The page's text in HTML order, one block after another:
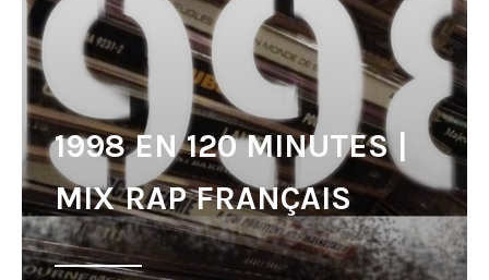
1998 EN 120 MINUTES |
MIX RAP FRANÇAIS